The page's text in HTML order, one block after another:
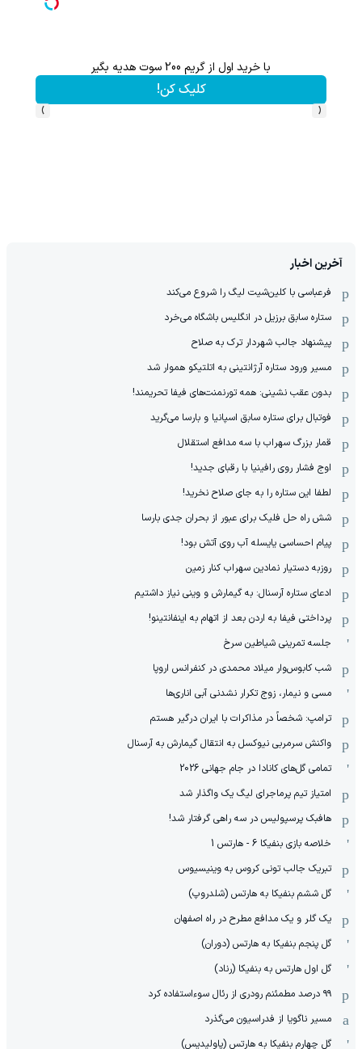
با خرید اول از گریم 200 سوت هدیه بگیر
کلیک کن!
‹
›
آخرین اخبار
فرعباسی با کلین‌شیت لیگ را شروع می‌کند
ستاره سابق برزیل در انگلیس باشگاه می‌خرد
پیشنهاد جالب شهردار ترک به صلاح
مسیر ورود ستاره آرژانتینی به اتلتیکو هموار شد
بدون عقب نشینی: همه تورنمنت‌های فیفا تحریمند!
فوتبال برای ستاره سابق اسپانیا و بارسا می‌گرید
قمار بزرگ سهراب با سه مدافع استقلال
اوج فشار روی رافینیا با رقبای جدید!
لطفا این ستاره را به جای صلاح نخرید!
شش راه حل فلیک برای عبور از بحران جدی بارسا
پیام احساسی یایسله آب روی آتش بود!
روزبه دستیار نمادین سهراب کنار زمین
ادعای ستاره آرسنال: به گیمارش و وینی نیاز داشتیم
پرداختی فیفا به اردن بعد از اتهام به اینفانتینو!
جلسه تمرینی شیاطین سرخ
شب کابوس‌وار میلاد محمدی در کنفرانس اروپا
مسی و نیمار، زوج تکرار نشدنی آبی اناری‌ها
ترامپ: شخصاً در مذاکرات با ایران درگیر هستم
واکنش سرمربی نیوکسل به انتقال گیمارش به آرسنال
تمامی گل‌های کانادا در جام جهانی 2026
امتیاز تیم پرماجرای لیگ یک واگذار شد
هافبک پرسپولیس در سه راهی گرفتار شد!
خلاصه بازی بنفیکا 6 - هارتس 1
تبریک جالب تونی کروس به وینیسیوس
گل ششم بنفیکا به هارتس (شلدروپ)
یک گلر و یک مدافع مطرح در راه اصفهان
گل پنجم بنفیکا به هارتس (دوران)
گل اول هارتس به بنفیکا (رناد)
۹۹ درصد مطمئنم رودری از رئال سوءاستفاده کرد
مسیر ناگویا از فدراسیون می‌گذرد
گل چهارم بنفیکا به هارتس (پاولیدیس)